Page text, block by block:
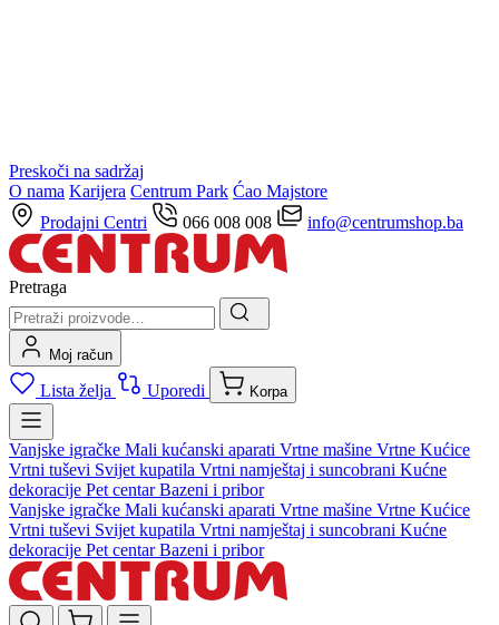
Preskoči na sadržaj
O nama Karijera Centrum Park Ćao Majstore
Prodajni Centri
066 008 008 info@centrumshop.ba
Pretraga
Moj račun
Lista želja Uporedi Korpa
Vanjske igračke Mali kućanski aparati Vrtne mašine Vrtne Kućice
Vrtni tuševi Svijet kupatila Vrtni namještaj i suncobrani Kućne
dekoracije Pet centarBazeni i pribor
Vanjske igračke Mali kućanski aparati Vrtne mašine Vrtne Kućice
Vrtni tuševi Svijet kupatila Vrtni namještaj i suncobrani Kućne
dekoracije Pet centarBazeni i pribor